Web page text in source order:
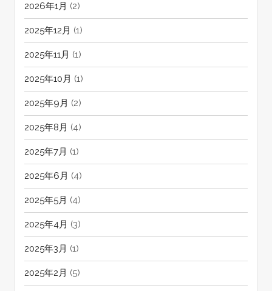
2026年1月 (2)
2025年12月 (1)
2025年11月 (1)
2025年10月 (1)
2025年9月 (2)
2025年8月 (4)
2025年7月 (1)
2025年6月 (4)
2025年5月 (4)
2025年4月 (3)
2025年3月 (1)
2025年2月 (5)